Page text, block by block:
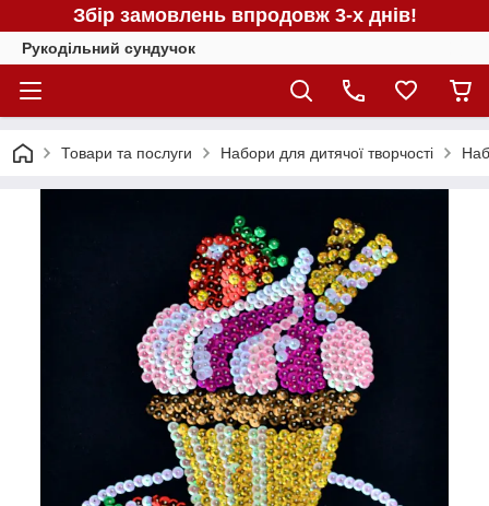
Збір замовлень впродовж 3-х днів!
Рукодільний сундучок
Товари та послуги Набори для дитячої творчості